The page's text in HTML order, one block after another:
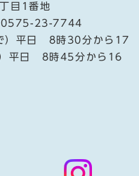
目1番地
23-7744
）平日 8時30分から17
平日 8時45分から16